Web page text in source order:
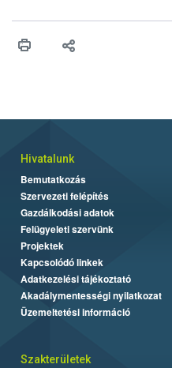
a beküldést, a természetes
is ajánlott az űrlapok
Hivatalunk
Bemutatkozás
Szervezeti felépítés
Gazdálkodási adatok
Felügyeleti szervünk
Projektek
Kapcsolódó linkek
Adatkezelési tájékoztató
Akadálymentességi nyilatkozat
Üzemeltetési információ
Szakterületek